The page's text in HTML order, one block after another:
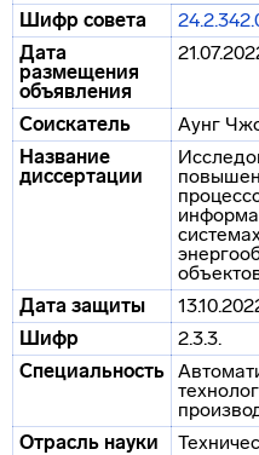
Шифр совета
Дата
размещения
объявления
Соискатель
Аунг
Название
диссертации
Дата защиты
Шифр
2.3.3.
Специальность
Отрасль науки